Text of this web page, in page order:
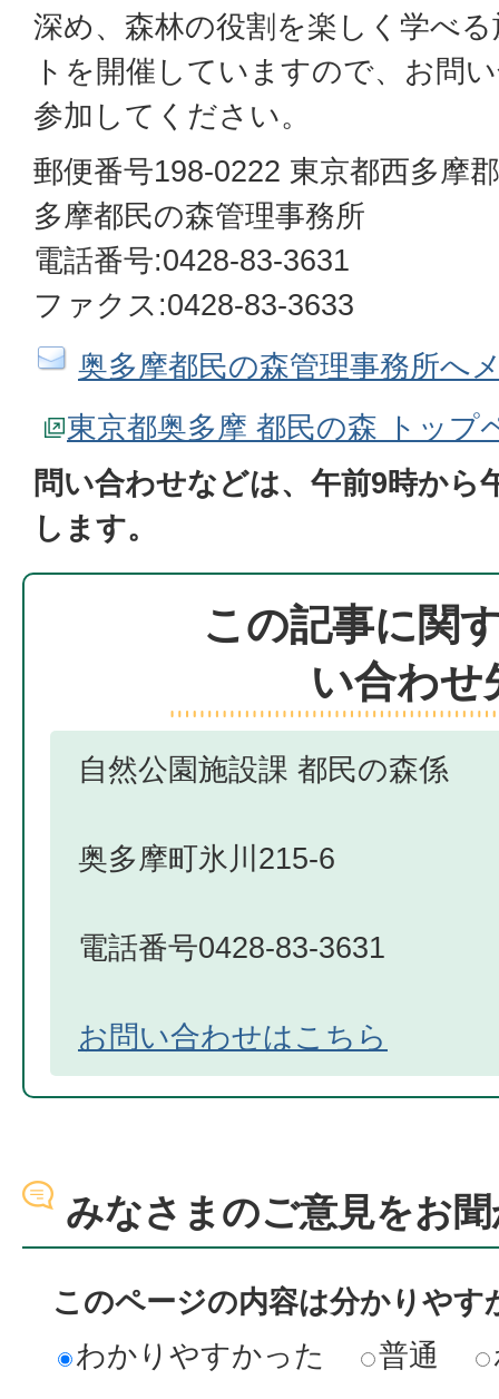
深め、森林の役割を楽しく学べ
トを開催していますので、お問
参加してください。
郵便番号198-0222 東京都西多摩
多摩都民の森管理事務所
電話番号:0428-83-3631
ファクス:0428-83-3633
奥多摩都民の森管理事務所へ
東京都奥多摩 都民の森 トップ
問い合わせなどは、午前9時から
します。
この記事に関
い合わせ
自然公園施設課 都民の森係
奥多摩町氷川215-6
電話番号0428-83-3631
お問い合わせはこちら
みなさまのご意見をお
このページの内容は分かりやす
わかりやすかった
普通